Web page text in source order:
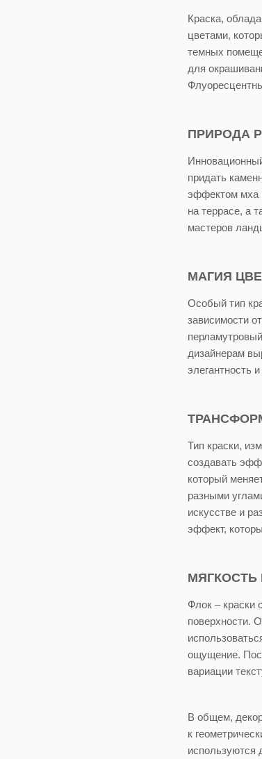
Краска,
цветами,
темных
для
ПРИРОДА
придать
эффектом мха
на террасе, а
мастеров
МАГИЯ
Особый тип
зависимости
дизайнерам
элегантность
Тип краски,
создавать
который
разными
искусстве и
эффект,
МЯГКОСТЬ
Флок – краски
поверхности.
ощущение.
вариации
В общем,
к
используются